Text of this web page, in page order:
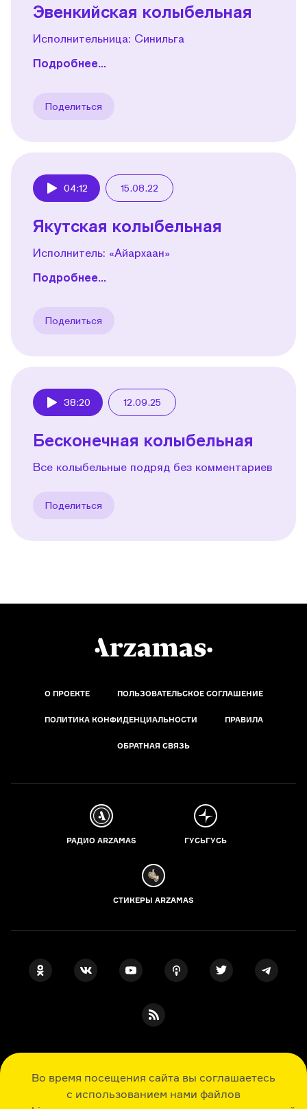
Во время посещения сайта вы соглашаетесь
с использованием нами файлов
Эвенкийская колыбельная
Исполнительница: Синильга
Подробнее...
Поделиться
04:12 15.08.22
Якутская колыбельная
Исполнитель: «Айархаан»
Подробнее...
Поделиться
38:20 12.09.25
Бесконечная колыбельная
Все колыбельные подряд без комментариев
Поделиться
О ПРОЕКТЕ ПОЛЬЗОВАТЕЛЬСКОЕ СОГЛАШЕНИЕ
ПОЛИТИКА КОНФИДЕНЦИАЛЬНОСТИ ПРАВИЛА
ОБРАТНАЯ СВЯЗЬ
РАДИО ARZAMAS ГУСЬГУСЬ
СТИКЕРЫ ARZAMAS